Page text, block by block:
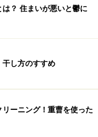
れいです。
す。塗った後は、乾か
、しっかり乾かしてお
たり、グリッターの
？ 住まいが悪いと鬱に
し方のすすめ
ーニング！重曹を使った